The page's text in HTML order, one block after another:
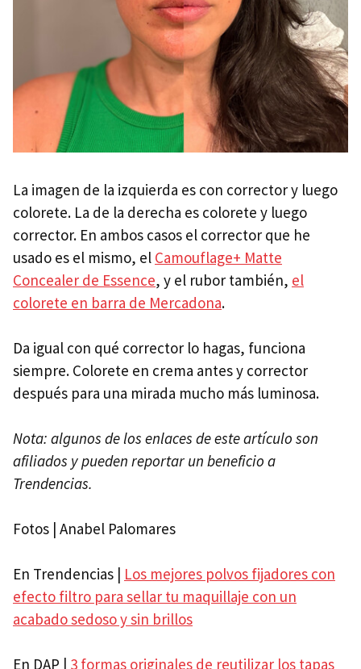
La imagen de la izquierda es con corrector y luego
colorete. La de la derecha es colorete y luego
corrector. En ambos casos el corrector que he
usado es el mismo, el Camouflage+ Matte
Concealer de Essence, y el rubor también, el
colorete en barra de Mercadona.
Da igual con qué corrector lo hagas, funciona
siempre. Colorete en crema antes y corrector
después para una mirada mucho más luminosa.
Nota: algunos de los enlaces de este artículo son
afiliados y pueden reportar un beneficio a
Trendencias.
Fotos | Anabel Palomares
En Trendencias | Los mejores polvos fijadores con
efecto filtro para sellar tu maquillaje con un
acabado sedoso y sin brillos
En DAP | 3 formas originales de reutilizar los tapas